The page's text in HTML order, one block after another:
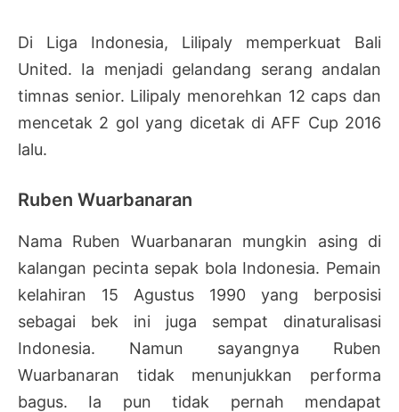
Di Liga Indonesia, Lilipaly memperkuat Bali
United. Ia menjadi gelandang serang andalan
timnas senior. Lilipaly menorehkan 12 caps dan
mencetak 2 gol yang dicetak di AFF Cup 2016
lalu.
Ruben Wuarbanaran
Nama Ruben Wuarbanaran mungkin asing di
kalangan pecinta sepak bola Indonesia. Pemain
kelahiran 15 Agustus 1990 yang berposisi
sebagai bek ini juga sempat dinaturalisasi
Indonesia. Namun sayangnya Ruben
Wuarbanaran tidak menunjukkan performa
bagus. Ia pun tidak pernah mendapat